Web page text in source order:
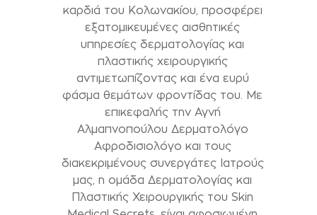
καρδιά του Κολωνακίου, προσφέρει
εξατομικευμένες αισθητικές
υπηρεσίες δερματολογίας και
πλαστικής χειρουργικής
αντιμετωπίζοντας και ένα ευρύ
φάσμα θεμάτων φροντίδας του. Με
επικεφαλής την Αγνή
Αλμαπνοπούλου Δερματολόγο
Αφροδισιολόγο και τους
διακεκριμένους συνεργάτες Ιατρούς
μας, η ομάδα Δερματολογίας και
Πλαστικής Χειρουργικής του Skin